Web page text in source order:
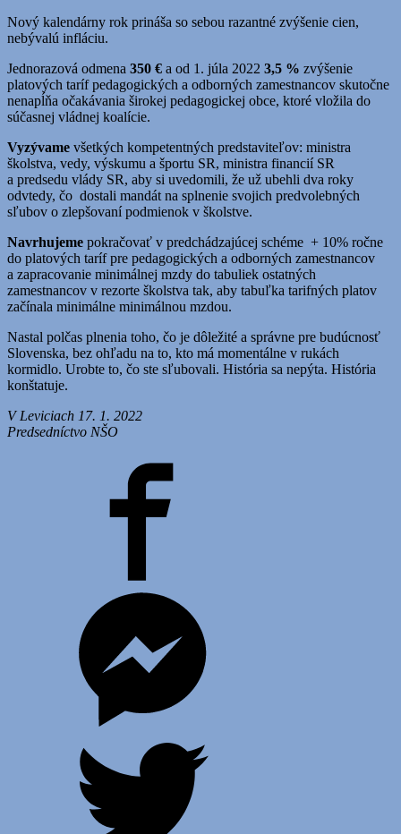
Nový kalendárny rok prináša so sebou razantné zvýšenie cien,
nebývalú infláciu.
Jednorazová odmena 350 € a od 1. júla 2022 3,5 % zvýšenie
platových taríf pedagogických a odborných zamestnancov skutočne
nenapĺňa očakávania širokej pedagogickej obce, ktoré vložila do
súčasnej vládnej koalície.
Vyzývame všetkých kompetentných predstaviteľov: ministra
školstva, vedy, výskumu a športu SR, ministra financií SR
a predsedu vlády SR, aby si uvedomili, že už ubehli dva roky
odvtedy, čo dostali mandát na splnenie svojich predvolebných
sľubov o zlepšovaní podmienok v školstve.
Navrhujeme pokračovať v predchádzajúcej schéme + 10% ročne
do platových taríf pre pedagogických a odborných zamestnancov
a zapracovanie minimálnej mzdy do tabuliek ostatných
zamestnancov v rezorte školstva tak, aby tabuľka tarifných platov
začínala minimálne minimálnou mzdou.
Nastal polčas plnenia toho, čo je dôležité a správne pre budúcnosť
Slovenska, bez ohľadu na to, kto má momentálne v rukách
kormidlo. Urobte to, čo ste sľubovali. História sa nepýta. História
konštatuje.
V Leviciach 17. 1. 2022
Predsedníctvo NŠO